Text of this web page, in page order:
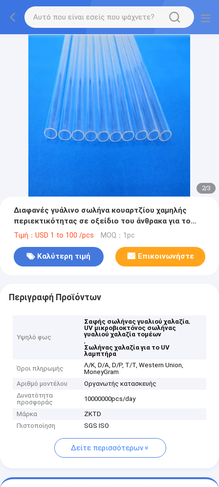
2/3
Διαφανές γυάλινο σωλήνα κουαρτζίου χαμηλής
περιεκτικότητας σε οξείδιο του άνθρακα για το
υπεριώδες μικροκτόνο πεδίο
Τιμή：USD 1 to 100 /pcs MOQ：1pc
Καλύτερη τιμή Επικοινωνήστε
Περιγραφή Προϊόντων
Υψηλό φως
Σαφής σωλήνας γυαλιού χαλαζία,
UV μικροβιοκτόνος σωλήνας
γυαλιού χαλαζία τομέων
,
Σωλήνας χαλαζία για το UV
λαμπτήρα
Όροι πληρωμής
Λ/Κ, D/A, D/P, T/T, Western Union,
MoneyGram
Αριθμό μοντέλου
Οργανωτής κατασκευής
Δυνατότητα
προσφοράς
10000000pcs/day
Μάρκα
ZKTD
Πιστοποίηση
SGS ISO
Δείτε περισσότερων